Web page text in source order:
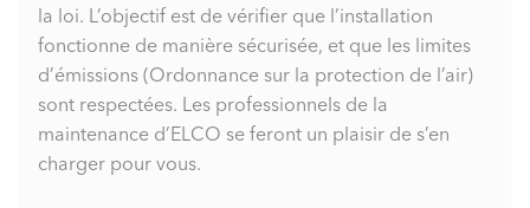
la loi. L’objectif est de vérifier que l’installation
fonctionne de manière sécurisée, et que les limites
d’émissions (Ordonnance sur la protection de l’air)
sont respectées. Les professionnels de la
maintenance d’ELCO se feront un plaisir de s’en
charger pour vous.